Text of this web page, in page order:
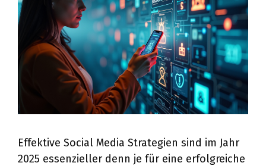
Effektive Social Media Strategien sind im Jahr
2025 essenzieller denn je für eine erfolgreiche